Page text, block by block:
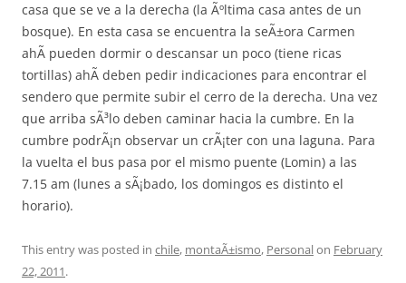
casa que se ve a la derecha (la Ãºltima casa antes de un
bosque). En esta casa se encuentra la seÃ±ora Carmen
ahÃ­ pueden dormir o descansar un poco (tiene ricas
tortillas) ahÃ­ deben pedir indicaciones para encontrar el
sendero que permite subir el cerro de la derecha. Una vez
que arriba sÃ³lo deben caminar hacia la cumbre. En la
cumbre podrÃ¡n observar un crÃ¡ter con una laguna. Para
la vuelta el bus pasa por el mismo puente (Lomin) a las
7.15 am (lunes a sÃ¡bado, los domingos es distinto el
horario).
This entry was posted in chile, montaÃ±ismo, Personalon February
22, 2011.